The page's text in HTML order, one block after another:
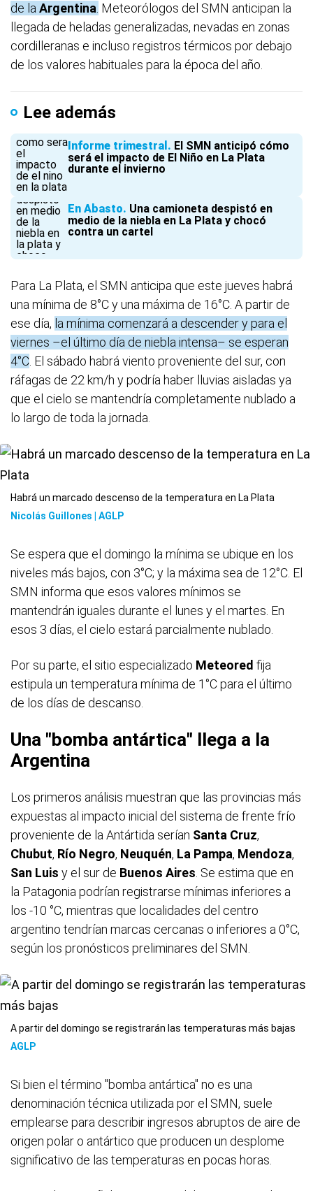
de la Argentina Meteorólogos del SMN anticipan la
llegada de heladas generalizadas, nevadas en zonas
cordilleranas e incluso registros térmicos por debajo
de los valores habituales para la época del año.
Lee además
Informe trimestral
El SMN anticipó cómo
será el impacto de El Niño en La Plata
durante el invierno
En Abasto Una camioneta despistó en
medio de la niebla en La Plata y chocó
contra un cartel
Para La Plata, el SMN anticipa que este jueves habrá
una mínima de 8°C y una máxima de 16°C. A partir de
ese día, la mínima comenzará a descender y para el
viernes –el último día de niebla intensa– se esperan
4°C . El sábado habrá viento proveniente del sur, con
ráfagas de 22 km/h y podría haber lluvias aisladas ya
que el cielo se mantendría completamente nublado a
lo largo de toda la jornada.
Habrá un marcado descenso de la temperatura en La Plata
Nicolás Guillones | AGLP
Se espera que el domingo la mínima se ubique en los
niveles más bajos, con 3°C; y la máxima sea de 12°C. El
SMN informa que esos valores mínimos se
mantendrán iguales durante el lunes y el martes. En
esos 3 días, el cielo estará parcialmente nublado.
Por su parte, el sitio especializado Meteored fija
estipula un temperatura mínima de 1°C para el último
de los días de descanso.
Una "bomba antártica" llega a la
Argentina
Los primeros análisis muestran que las provincias más
expuestas al impacto inicial del sistema de frente frío
proveniente de la Antártida serían Santa Cruz,
Chubut, Río Negro, Neuquén, La Pampa, Mendoza,
San Luis y el sur de Buenos Aires . Se estima que en
la Patagonia podrían registrarse mínimas inferiores a
los -10 °C, mientras que localidades del centro
argentino tendrían marcas cercanas o inferiores a 0°C,
según los pronósticos preliminares del SMN.
A partir del domingo se registrarán las temperaturas más bajas
AGLP
Si bien el término "bomba antártica" no es una
denominación técnica utilizada por el SMN, suele
emplearse para describir ingresos abruptos de aire de
origen polar o antártico que producen un desplome
significativo de las temperaturas en pocas horas.